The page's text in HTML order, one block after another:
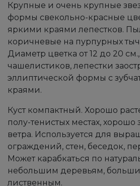
Крупные и очень крупные
формы свекольно-красные
яркими краями лепестков.
коричневые на пурпурных
Диаметр цветка от 12 до 20
чашелистиков, лепестки
эллиптической формы с
краями.
Куст компактный. Хорошо
полу-тенистых местах,
ветра. Используется для
ограждений, стен, беседок,
Может карабкаться по
небольшим деревьям,
лиственным.